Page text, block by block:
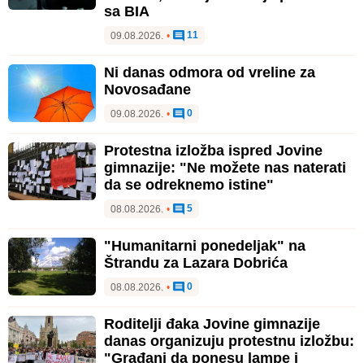
sa BIA
09.08.2026. • 11
Ni danas odmora od vreline za
Novosađane
09.08.2026. • 0
Protestna izložba ispred Jovine
gimnazije: "Ne možete nas naterati
da se odreknemo istine"
08.08.2026. • 5
"Humanitarni ponedeljak" na
Štrandu za Lazara Dobrića
08.08.2026. • 0
Roditelji đaka Jovine gimnazije
danas organizuju protestnu izložbu:
"Građani da ponesu lampe i